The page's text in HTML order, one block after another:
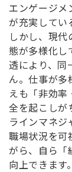
エンゲージメ
が充実してい
しかし、現
態が多様化し
透により、同
ん。仕事が多
えも「非効
全を起こしが
ラインマネジ
職場状況を可
がら、自ら「
向上できます。